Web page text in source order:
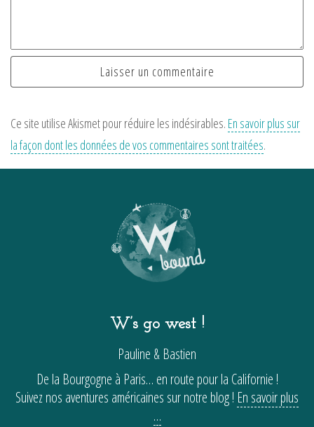
Ce site utilise Akismet pour réduire les indésirables. En savoir plus sur
la façon dont les données de vos commentaires sont traitées.
W’s go west !
Pauline & Bastien
De la Bourgogne à Paris… en route pour la Californie !
Suivez nos aventures américaines sur notre blog ! En savoir plus
…